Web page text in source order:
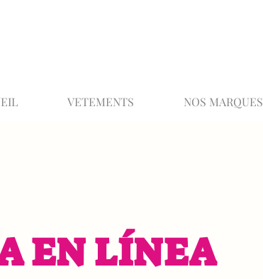
VETEMENTS NOS MARQUES
EN LÍNEA